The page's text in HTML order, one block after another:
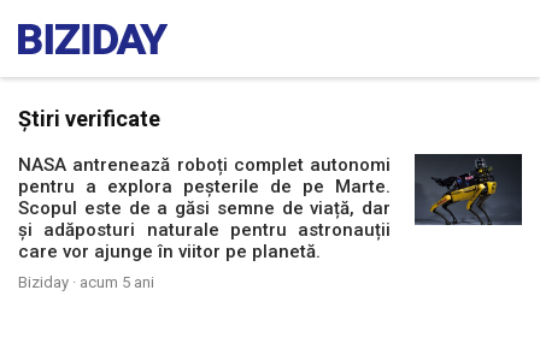
Știri verificate
NASA antrenează roboți complet autonomi
pentru a explora peșterile de pe Marte.
Scopul este de a găsi semne de viață, dar
și adăposturi naturale pentru astronauții
care vor ajunge în viitor pe planetă.
Biziday · acum 5 ani